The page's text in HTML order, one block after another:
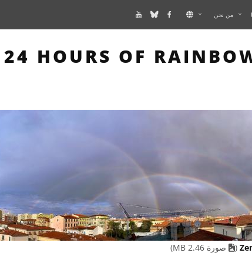
من نحن
THIS PAGE DESCRIBES
24 HOURS OF
( صورة 2.46 MB)